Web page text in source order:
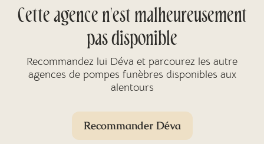
Cette agence n'est malheureusement
pas disponible
Recommandez lui Déva et parcourez les autre
agences de pompes funèbres disponibles aux
alentours
Recommander Déva